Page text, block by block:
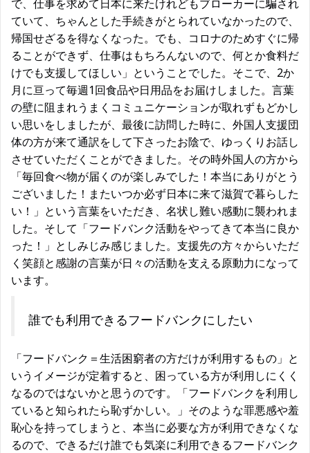
で、仕事を求めて日本に来たけれどもブローカーに騙され
ていて、ちゃんとした手続きがとられていなかったので、
帰国せざるを得なくなった。でも、コロナのためすぐに帰
ることができず、仕事はもちろんないので、何とか食料だ
けでも支援してほしい」ということでした。そこで、2か
月に亘って毎週1回食品や日用品をお届けしました。言葉
の壁に阻まれうまくコミュニケーションが取れずもどかし
い思いをしましたが、最後に訪問した時に、外国人支援団
体の方が来て通訳をして下さったお陰で、ゆっくりお話し
させていただくことができました。その時外国人の方から
「毎回食べ物が届くのが楽しみでした！本当にありがとう
ございました！またいつか必ず日本に来て滋賀で暮らした
い！」という言葉をいただき、名状し難い感動に襲われま
した。そして「フードバンク活動をやってきて本当に良か
った！」としみじみ感じました。支援先の方々からいただ
く笑顔と感謝の言葉が日々の活動を支える原動力になって
います。
誰でも利用できるフードバンクにしたい
「フードバンク＝生活困窮者の方だけが利用するもの」と
いうイメージが定着すると、困っている方が利用しにくく
なるのではないかと思うのです。「フードバンクを利用し
ていると知られたら恥ずかしい。」そのような罪悪感や羞
恥心を持ってしまうと、本当に必要な方が利用できなくな
るので、できるだけ誰でも気楽に利用できるフードバンク